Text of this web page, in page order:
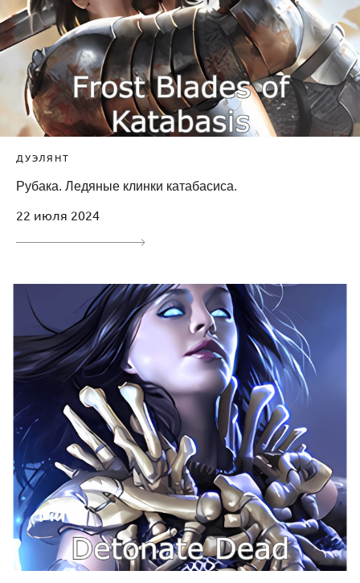
ДУЭЛЯНТ
Рубака. Ледяные клинки катабасиса.
22 июля 2024